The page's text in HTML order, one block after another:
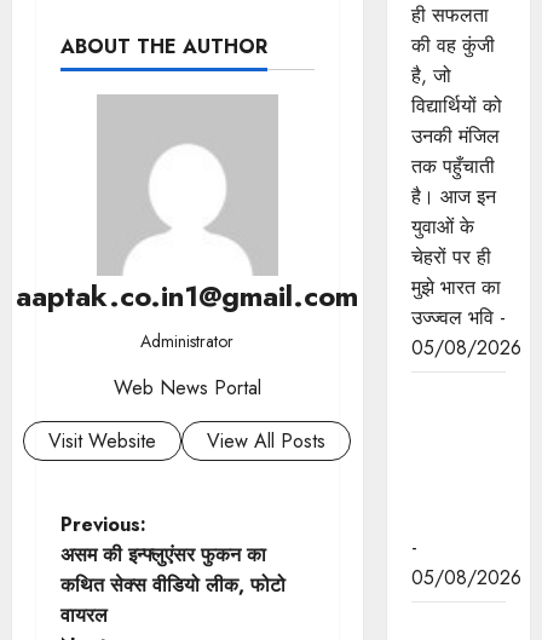
ABOUT THE AUTHOR
aaptak.co.in1@gmail.com
Administrator
Web News Portal
Visit Website
View All Posts
P
o
Previous:
असम की इन्फ्लुएंसर फुकन का
कथित सेक्स वीडियो लीक, फोटो
वायरल
ही सफलता
की वह कुंजी
है, जो
विद्यार्थियों को
उनकी मंजिल
तक पहुँचाती
है। आज इन
युवाओं के
चेहरों पर ही
मुझे भारत का
उज्ज्वल भवि -
05/08/2026
-
05/08/2026